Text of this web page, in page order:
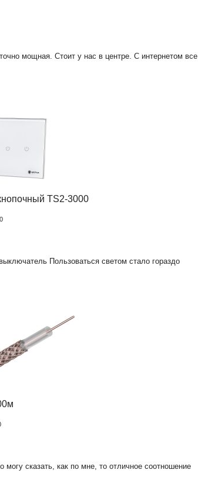
мощная. Стоит у нас в центре. С интернетом все
TS2-3000
Пользоваться светом стало гораздо
могу сказать, как по мне, то отличное соотношение